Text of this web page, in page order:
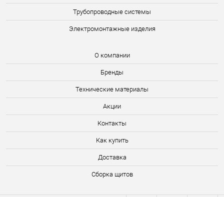
Трубопроводные системы
Электромонтажные изделия
О компании
Бренды
Технические материалы
Акции
Контакты
Как купить
Доставка
Сборка щитов